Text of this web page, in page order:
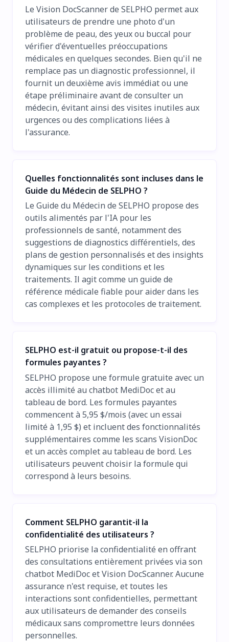
Le Vision DocScanner de SELPHO permet aux
utilisateurs de prendre une photo d'un
problème de peau, des yeux ou buccal pour
vérifier d'éventuelles préoccupations
médicales en quelques secondes. Bien qu'il ne
remplace pas un diagnostic professionnel, il
fournit un deuxième avis immédiat ou une
étape préliminaire avant de consulter un
médecin, évitant ainsi des visites inutiles aux
urgences ou des complications liées à
l'assurance.
Quelles fonctionnalités sont incluses dans le
Guide du Médecin de SELPHO ?
Le Guide du Médecin de SELPHO propose des
outils alimentés par l'IA pour les
professionnels de santé, notamment des
suggestions de diagnostics différentiels, des
plans de gestion personnalisés et des insights
dynamiques sur les conditions et les
traitements. Il agit comme un guide de
référence médicale fiable pour aider dans les
cas complexes et les protocoles de traitement.
SELPHO est-il gratuit ou propose-t-il des
formules payantes ?
SELPHO propose une formule gratuite avec un
accès illimité au chatbot MediDoc et au
tableau de bord. Les formules payantes
commencent à 5,95 $/mois (avec un essai
limité à 1,95 $) et incluent des fonctionnalités
supplémentaires comme les scans VisionDoc
et un accès complet au tableau de bord. Les
utilisateurs peuvent choisir la formule qui
correspond à leurs besoins.
Comment SELPHO garantit-il la
confidentialité des utilisateurs ?
SELPHO priorise la confidentialité en offrant
des consultations entièrement privées via son
chatbot MediDoc et Vision DocScanner. Aucune
assurance n'est requise, et toutes les
interactions sont confidentielles, permettant
aux utilisateurs de demander des conseils
médicaux sans compromettre leurs données
personnelles.